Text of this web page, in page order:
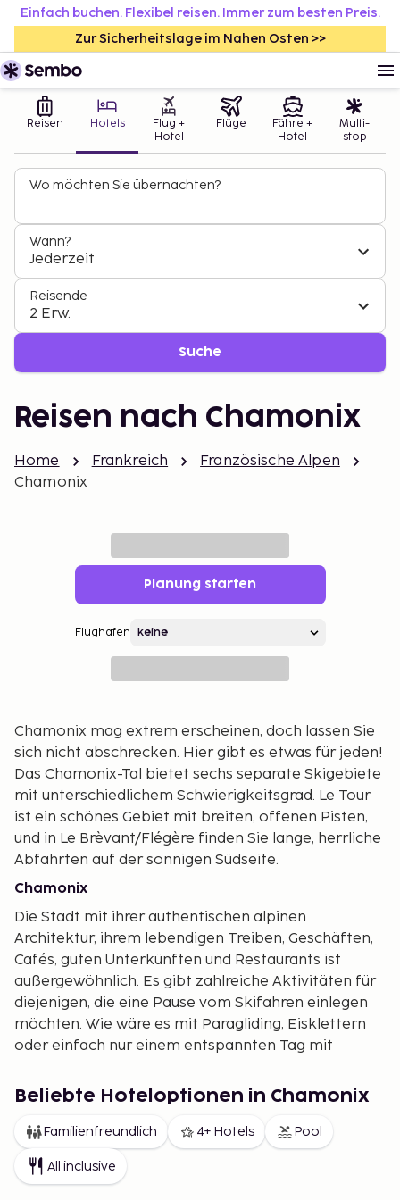
Einfach buchen. Flexibel reisen. Immer zum besten Preis.
Zur Sicherheitslage im Nahen Osten >>
Reisen Hotels
Flug +
Hotel
Flüge
Fähre +
Hotel
Multi-
stop
Wo möchten Sie übernachten?
Wann?
Jederzeit
Reisende
2 Erw.
Suche
Reisen nach Chamonix
Home Frankreich
Französische Alpen
Chamonix
Planung starten
Flughafen
Chamonix mag extrem erscheinen, doch lassen Sie
sich nicht abschrecken. Hier gibt es etwas für jeden!
Das Chamonix-Tal bietet sechs separate Skigebiete
mit unterschiedlichem Schwierigkeitsgrad. Le Tour
ist ein schönes Gebiet mit breiten, offenen Pisten,
und in Le Brèvant/Flégère finden Sie lange, herrliche
Abfahrten auf der sonnigen Südseite.
Chamonix
Die Stadt mit ihrer authentischen alpinen
Architektur, ihrem lebendigen Treiben, Geschäften,
Cafés, guten Unterkünften und Restaurants ist
außergewöhnlich. Es gibt zahlreiche Aktivitäten für
diejenigen, die eine Pause vom Skifahren einlegen
möchten. Wie wäre es mit Paragliding, Eisklettern
oder einfach nur einem entspannten Tag mit
"Wir versprechen, dass Sie hier mit vielen neuen
Les Houches
Les Houches ist das erste Dorf, das Sie betreten,
Beliebte Hoteloptionen in Chamonix
Familienfreundlich 4+ Hotels Pool
All inclusive